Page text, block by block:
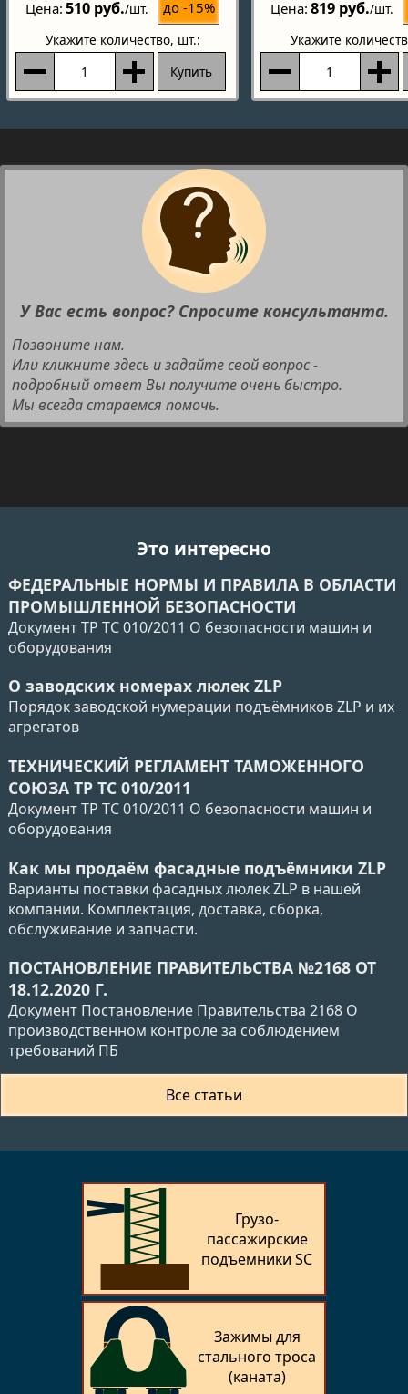
Цена 510 руб./шт. до -15%
Укажите количество, шт.:
Купить
Цена 819 руб./шт.
Укажите
У Вас есть вопрос? Спросите консультанта.
Позвоните нам.
Или кликните здесь и задайте свой вопрос -
подробный ответ Вы получите очень быстро.
Мы всегда стараемся помочь.
Это интересно
ФЕДЕРАЛЬНЫЕ НОРМЫ И ПРАВИЛА В ОБЛАСТИ
ПРОМЫШЛЕННОЙ БЕЗОПАСНОСТИ
Документ ТР ТС 010/2011 О безопасности машин и
оборудования
О заводских номерах люлек ZLP
Порядок заводской нумерации подъёмников ZLP и их
агрегатов
ТЕХНИЧЕСКИЙ РЕГЛАМЕНТ ТАМОЖЕННОГО
СОЮЗА ТР ТС 010/2011
Документ ТР ТС 010/2011 О безопасности машин и
оборудования
Как мы продаём фасадные подъёмники ZLP
Варианты поставки фасадных люлек ZLP в нашей
компании. Комплектация, доставка, сборка,
обслуживание и запчасти.
ПОСТАНОВЛЕНИЕ ПРАВИТЕЛЬСТВА №2168 ОТ
18.12.2020 Г.
Документ Постановление Правительства 2168 О
производственном контроле за соблюдением
требований ПБ
Все статьи
Грузо­
пассажирские
подъемники SC
Зажимы для
стального троса
(каната)